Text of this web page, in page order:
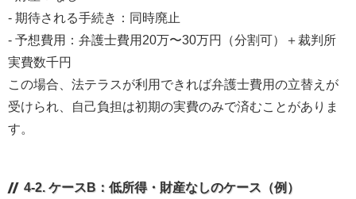
- 期待される手続き：同時廃止
- 予想費用：弁護士費用20万〜30万円（分割可）＋裁判所
実費数千円
この場合、法テラスが利用できれば弁護士費用の立替えが
受けられ、自己負担は初期の実費のみで済むことがありま
す。
4-2. ケースB：低所得・財産なしのケース（例）